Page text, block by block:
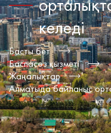
келеді
Басты бет
Баспасөз қызметі
Жаңалықтар
Алматыда байланыс